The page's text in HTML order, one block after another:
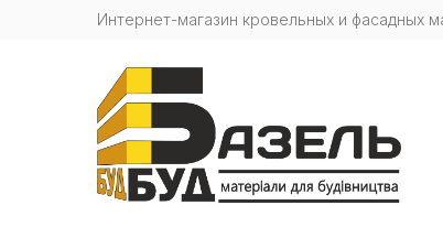
Интернет-магазин кровельных и фасадных